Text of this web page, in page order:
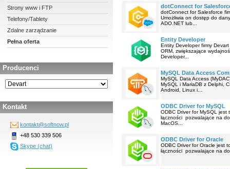
Strony www i FTP
Telefony/Tablety
Zdalne zarządzanie
Pełna oferta
Producenci
Kontakt
kontakt@softnow.pl
+48 530 339 506
Skype (chat)
dotConnect for
dotConnect for Salesforce
Umożliwia on dostęp do
ADO.NET lub...
Entity Developer
Entity Developer firmy
ORM, zwiększające
Developer...
MySQL Data Access
MySQL Data Access
MySQL i MariaDB z Delphi,
Android, Linux i...
ODBC Driver for MySQL
ODBC Driver for MySQL
łączności pozwalające na
MacOS...
ODBC Driver for Oracle
ODBC Driver for Oracle jest
łączności pozwalające na